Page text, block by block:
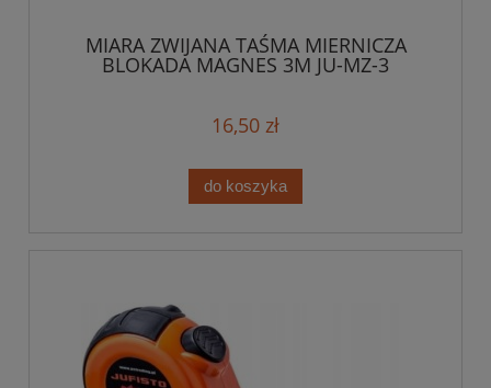
MIARA ZWIJANA TAŚMA MIERNICZA
BLOKADA MAGNES 3M JU-MZ-3
16,50 zł
do koszyka